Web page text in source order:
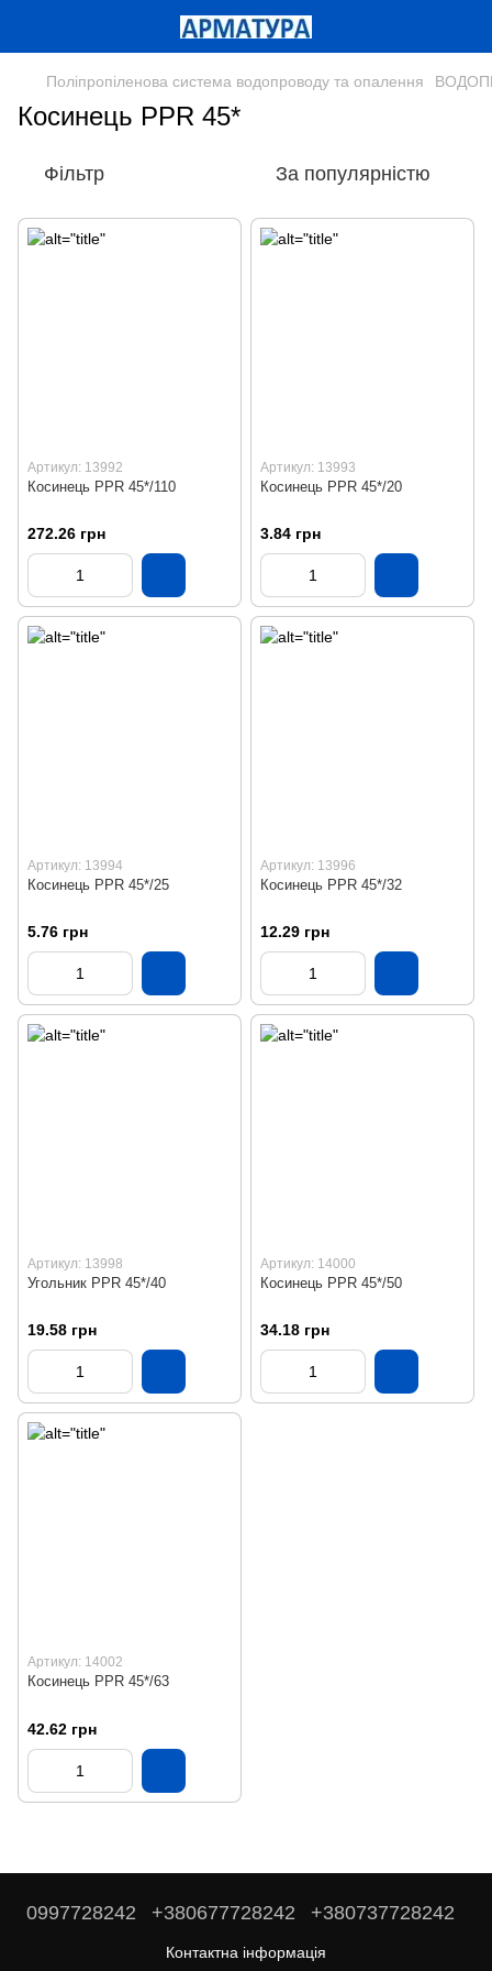
Поліпропіленова система водопроводу та опалення
Косинець PPR 45*
Фільтр За популярністю
Артикул: 13992
Косинець PPR 45*/110
272.26 грн
Артикул: 13993
Косинець PPR 45*/20
3.84 грн
Артикул: 13994
Косинець PPR 45*/25
5.76 грн
Артикул: 13996
Косинець PPR 45*/32
12.29 грн
Артикул: 13998
Угольник PPR 45*/40
19.58 грн
Артикул: 14000
Косинець PPR 45*/50
34.18 грн
Артикул: 14002
Косинець PPR 45*/63
42.62 грн
0997728242 +380677728242 +380737728242
Контактна інформація